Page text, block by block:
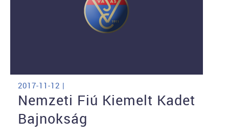
2017-11-12 |
Nemzeti Fiú Kiemelt Kadet
Bajnokság